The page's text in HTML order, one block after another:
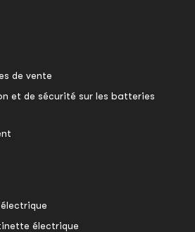
de vente
et de sécurité sur les batteries
électrique